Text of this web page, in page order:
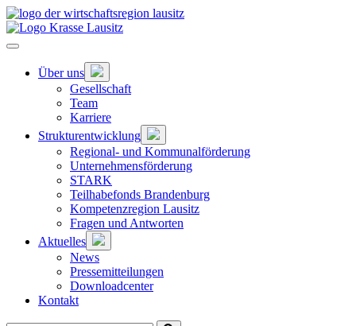
Zum
Hauptinhalt
springen
Hauptnavigation
Über uns
Untermenü
öffnen
Gesellschaft
Team
Karriere
Strukturentwicklung
Untermenü
öffnen
Regional- und Kommunalförderung
Unternehmensförderung
STARK
Teilhabefonds Brandenburg
Kompetenzregion Lausitz
Fragen und Antworten
Aktuelles
Untermenü
öffnen
News
Pressemitteilungen
Downloadcenter
Kontakt